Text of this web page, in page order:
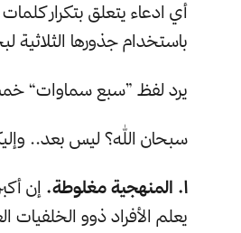
أي ادعاء يتعلق بتكرار
باستخدام جذورها
يرد لفظ ”سبع سماوات“ خمس
سبحان الله؟ ليس بعد..
١. المنهجية مغلوطة.
إن
يعلم الأفراد ذوو